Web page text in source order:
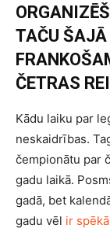
TAČU
ČETRAS
Kādu laiku par
neskaidrības.
čempionātu par
gadu laikā.
gadā, bet
gadu vēl ir